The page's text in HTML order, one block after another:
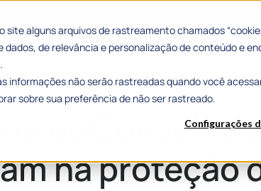
site alguns arquivos de rastreamento chamados
dados, de relevância e personalização de conteúdo e
informações não serão rastreadas quando você
sobre sua preferência de não ser rastreado.
Configurações
Categorias Histórias de Sucesso
os Conselhos Tutelares atuam na proteção de direitos e na
os
na proteção